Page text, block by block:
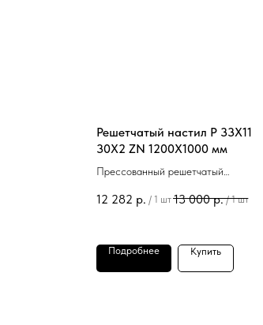
Решетчатый настил P 33Х11
30Х2 ZN 1200Х1000 мм
Прессованный решетчатый
30Х2 ZN 1200Х1000 мм в наличии.
12 282 р. / 1 шт 13 000 р. / 1 шт
Подробнее Купить